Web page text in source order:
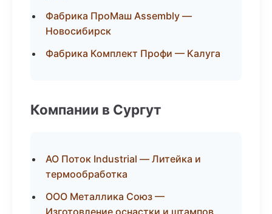
Фабрика ПроМаш Assembly —
Новосибирск
Фабрика Комплект Профи — Калуга
Компании в Сургут
АО Поток Industrial — Литейка и
термообработка
ООО Металлика Союз —
Изготовление оснастки и штампов